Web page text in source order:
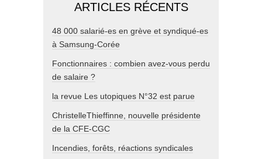
ARTICLES RÉCENTS
48 000 salarié-es en grève et syndiqué-es
à Samsung-Corée
Fonctionnaires : combien avez-vous perdu
de salaire ?
la revue Les utopiques N°32 est parue
ChristelleThieffinne, nouvelle présidente
de la CFE-CGC
Incendies, forêts, réactions syndicales